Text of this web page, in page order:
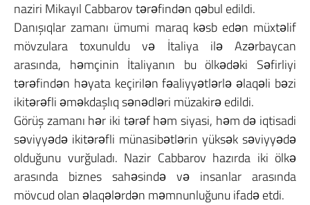
naziri Mikayıl Cabbarov tərəfindən qəbul edildi.
Danışıqlar zamanı ümumi maraq kəsb edən müxtəlif
mövzulara toxunuldu və İtaliya ilə Azərbaycan
arasında, həmçinin İtaliyanın bu ölkədəki Səfirliyi
tərəfindən həyata keçirilən fəaliyyətlərlə əlaqəli bəzi
ikitərəfli əməkdaşlıq sənədləri müzakirə edildi.
Görüş zamanı hər iki tərəf həm siyasi, həm də iqtisadi
səviyyədə ikitərəfli münasibətlərin yüksək səviyyədə
olduğunu vurğuladı. Nazir Cabbarov hazırda iki ölkə
arasında biznes sahəsində və insanlar arasında
mövcud olan əlaqələrdən məmnunluğunu ifadə etdi.